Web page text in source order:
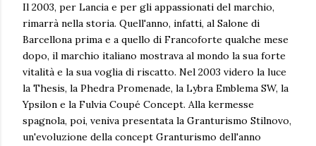
Il 2003, per Lancia e per gli appassionati del marchio,
rimarrà nella storia. Quell'anno, infatti, al Salone di
Barcellona prima e a quello di Francoforte qualche mese
dopo, il marchio italiano mostrava al mondo la sua forte
vitalità e la sua voglia di riscatto. Nel 2003 videro la luce
la Thesis, la Phedra Promenade, la Lybra Emblema SW, la
Ypsilon e la Fulvia Coupé Concept. Alla kermesse
spagnola, poi, veniva presentata la Granturismo Stilnovo,
un'evoluzione della concept Granturismo dell'anno